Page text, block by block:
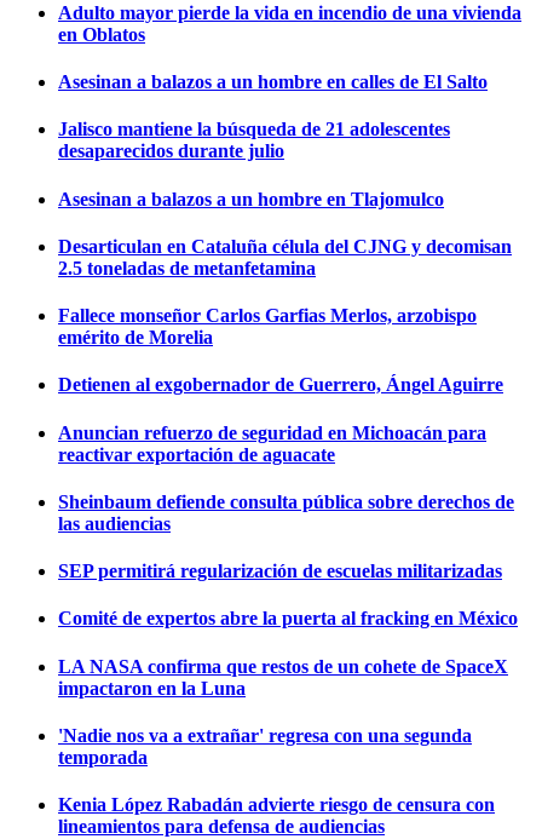
Adulto mayor pierde la vida en incendio de una vivienda
en Oblatos
Asesinan a balazos a un hombre en calles de El Salto
Jalisco mantiene la búsqueda de 21 adolescentes
desaparecidos durante julio
Asesinan a balazos a un hombre en Tlajomulco
Desarticulan en Cataluña célula del CJNG y decomisan
2.5 toneladas de metanfetamina
Fallece monseñor Carlos Garfias Merlos, arzobispo
emérito de Morelia
Detienen al exgobernador de Guerrero, Ángel Aguirre
Anuncian refuerzo de seguridad en Michoacán para
reactivar exportación de aguacate
Sheinbaum defiende consulta pública sobre derechos de
las audiencias
SEP permitirá regularización de escuelas militarizadas
Comité de expertos abre la puerta al fracking en México
LA NASA confirma que restos de un cohete de SpaceX
impactaron en la Luna
'Nadie nos va a extrañar' regresa con una segunda
temporada
Kenia López Rabadán advierte riesgo de censura con
lineamientos para defensa de audiencias